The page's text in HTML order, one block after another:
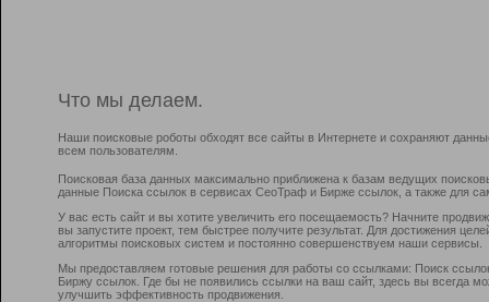
Что мы делаем.
Наши поисковые роботы обходят все сайты в Интернете и сохраняют
всем пользователям.
Поисковая база данных максимально приближена к базам ведущих
данные Поиска ссылок в сервисах СеоТраф и Бирже ссылок, а также для
У вас есть сайт и вы хотите увеличить его посещаемость? Начните
вы запустите проект, тем быстрее получите результат. Для достижения
алгоритмы поисковых систем и постоянно совершенствуем наши сервисы.
Мы предоставляем готовые решения для работы со ссылками: Поиск
Биржу ссылок. Где бы не появились ссылки на ваш сайт, здесь вы всегда
улучшить эффективность продвижения.